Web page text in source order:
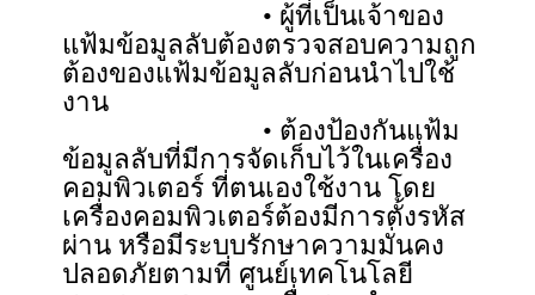
• ผู้ที่เป็นเจ้าของ
แฟ้มข้อมูลลับต้องตรวจสอบความถูก
ต้องของแฟ้มข้อมูลลับก่อนนำไปใช้
งาน
• ต้องป้องกันแฟ้ม
ข้อมูลลับที่มีการจัดเก็บไว้ในเครื่อง
คอมพิวเตอร์ ที่ตนเองใช้งาน โดย
เครื่องคอมพิวเตอร์ต้องมีการตั้งรหัส
ผ่าน หรือมีระบบรักษาความมั่นคง
ปลอดภัยตามที่ ศูนย์เทคโนโลยี